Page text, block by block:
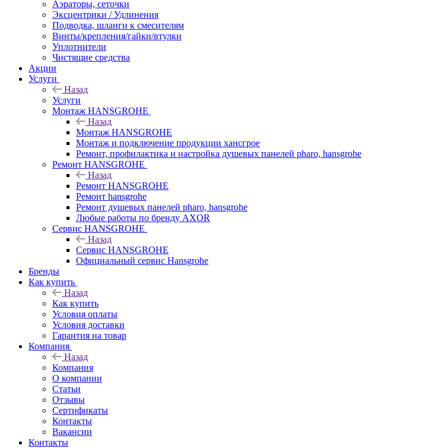
Аэраторы, сеточки
Эксцентрики / Удлинения
Подводка, шланги к смесителям
Винты/крепления/гайки/втулки
Уплотнители
Чистящие средства
Акции
Услуги
Назад
Услуги
Монтаж HANSGROHE
Назад
Монтаж HANSGROHE
Монтаж и подключение продукции хансгрое
Ремонт, профилактика и настройка душевых панелей pharo, hansgrohe
Ремонт HANSGROHE
Назад
Ремонт HANSGROHE
Ремонт hansgrohe
Ремонт душевых панелей pharo, hansgrohe
Любые работы по бренду AXOR
Сервис HANSGROHE
Назад
Сервис HANSGROHE
Официальный сервис Hansgrohe
Бренды
Как купить
Назад
Как купить
Условия оплаты
Условия доставки
Гарантия на товар
Компания
Назад
Компания
О компании
Статьи
Отзывы
Сертификаты
Контакты
Вакансии
Контакты